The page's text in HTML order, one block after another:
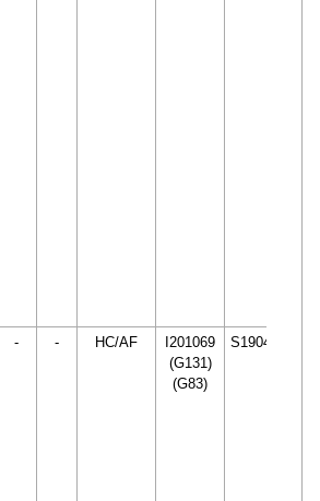
- - HC/AF
I201069
(G131)
(G83)
S190498